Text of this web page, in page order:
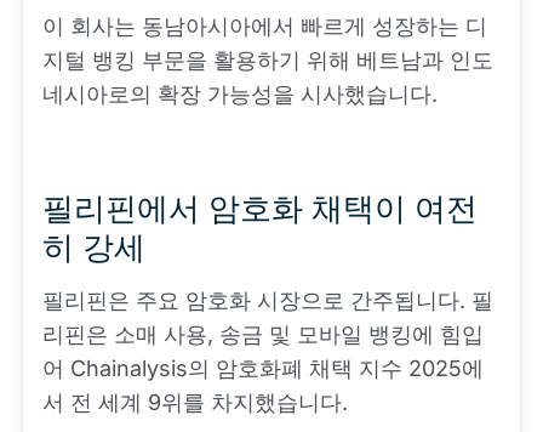
이 회사는 동남아시아에서 빠르게 성장하는 디
지털 뱅킹 부문을 활용하기 위해 베트남과 인도
네시아로의 확장 가능성을 시사했습니다.
필리핀에서 암호화 채택이 여전
히 강세
필리핀은 주요 암호화 시장으로 간주됩니다. 필
리핀은 소매 사용, 송금 및 모바일 뱅킹에 힘입
어 Chainalysis의 암호화폐 채택 지수 2025에
서 전 세계 9위를 차지했습니다.